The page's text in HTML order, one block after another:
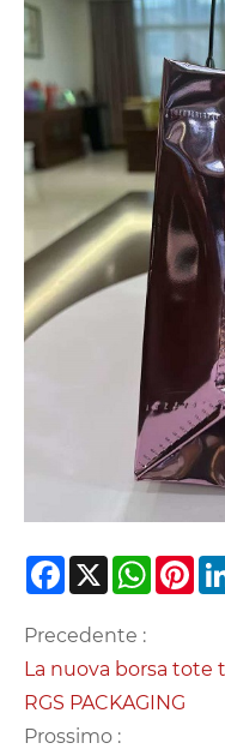
Facebook
X
Precedente :
La nuova borsa tote
RGS PACKAGING
Prossimo :